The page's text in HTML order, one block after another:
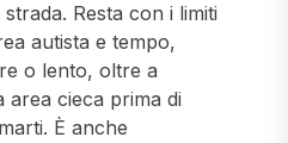
Resta con i limiti
autista e tempo,
o lento, oltre a
area cieca prima di
È anche